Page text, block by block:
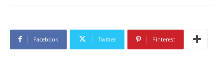
Facebook Twitter Pinterest